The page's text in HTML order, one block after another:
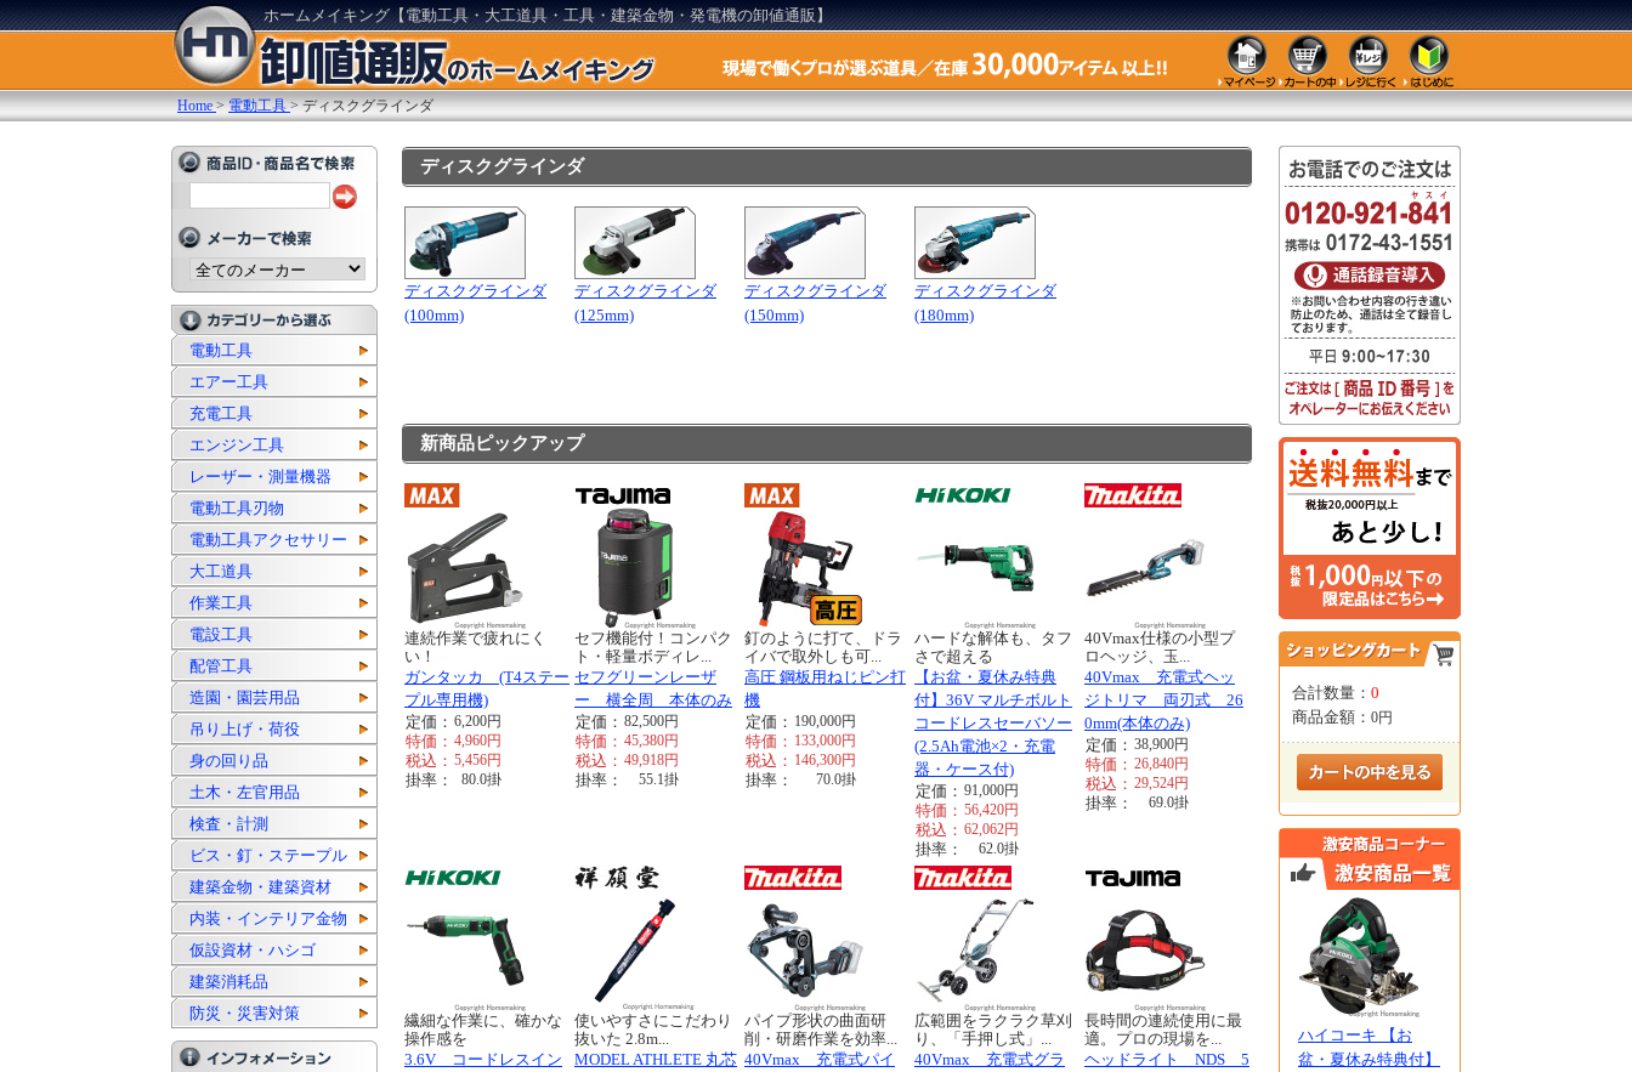
ホームメイキング【電動工具・大工道具・工具・建築金物・発電機の卸値通販】
Home >電動工具 >ディスクグラインダ
電動工具
エアー工具
充電工具
エンジン工具
レーザー・測量機器
電動工具刃物
電動工具アクセサリー
大工道具
作業工具
電設工具
配管工具
造園・園芸用品
吊り上げ・荷役
身の回り品
土木・左官用品
検査・計測
ビス・釘・ステープル
建築金物・建築資材
内装・インテリア金物
仮設資材・ハシゴ
建築消耗品
防災・災害対策
ディスクグラインダ
ディスクグラインダ
(100mm)
ディスクグラインダ
(125mm)
ディスクグラインダ
(150mm)
ディスクグラインダ
(180mm)
新商品ピックアップ
連続作業で疲れにく
い！
ガンタッカ (T4ステー
プル専用機)
定価： 6,200円
特価： 4,960円
税込： 5,456円
掛率： 80.0掛
セフ機能付！コンパク
ト・軽量ボディレ...
セフグリーンレーザ
ー 横全周 本体のみ
定価： 82,500円
特価： 45,380円
税込： 49,918円
掛率： 55.1掛
釘のように打て、ドラ
イバで取外しも可...
高圧 鋼板用ねじピン打
機
定価： 190,000円
特価： 133,000円
税込： 146,300円
掛率： 70.0掛
ハードな解体も、タフ
さで超える
【お盆・夏休み特典
付】36V マルチボルト
コードレスセーバソー
(2.5Ah電池×2・充電
器・ケース付)
定価： 91,000円
特価： 56,420円
税込： 62,062円
掛率： 62.0掛
40Vmax仕様の小型プ
ロヘッジ、玉...
40Vmax 充電式ヘッ
ジトリマ 両刃式 26
0mm(本体のみ)
定価： 38,900円
特価： 26,840円
税込： 29,524円
掛率： 69.0掛
繊細な作業に、確かな
操作感を
3.6V コードレスイン
使いやすさにこだわり
抜いた 2.8m...
MODEL ATHLETE 丸芯
パイプ形状の曲面研
削・研磨作業を効率...
40Vmax 充電式パイ
広範囲をラクラク草刈
り、「手押し式」...
40Vmax 充電式グラ
長時間の連続使用に最
適。プロの現場を...
ヘッドライト NDS 5
合計数量： 0
商品金額： 0円
ハイコーキ 【お
盆・夏休み特典付】